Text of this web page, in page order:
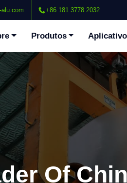
+86 181 3778 2032
Produtos
Of